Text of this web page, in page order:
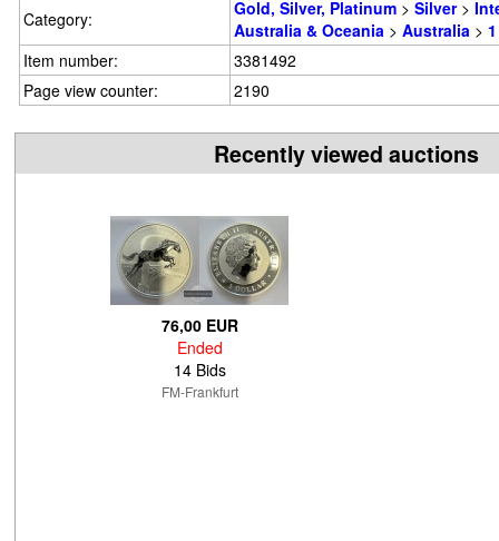
Category:
Gold, Silver, Platinum > Silver>
Australia & Oceania > Australia >
Item number:
3381492
Page view counter:
2190
Recently viewed auctions
76,00 EUR
Ended
14 Bids
FM-Frankfurt